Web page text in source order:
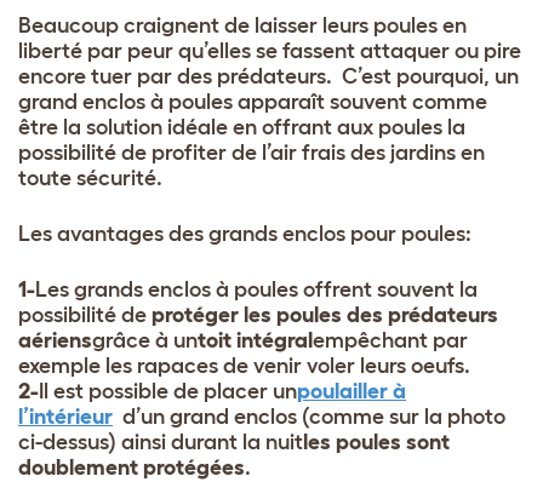
Beaucoup craignent de laisser leurs poules en
liberté par peur qu’elles se fassent attaquer ou pire
encore tuer par des prédateurs. C’est pourquoi, un
grand enclos à poules apparaît souvent comme
être la solution idéale en offrant aux poules la
possibilité de profiter de l’air frais des jardins en
toute sécurité.
Les avantages des grands enclos pour poules:
1-Les grands enclos à poules offrent souvent la
possibilité de protéger les poules des prédateurs
aériensgrâce à untoit intégral empêchant par
exemple les rapaces de venir voler leurs oeufs.
2- Il est possible de placer unpoulailler à
l’intérieur d’un grand enclos (comme sur la photo
ci-dessus) ainsi durant la nuit les poules sont
doublement protégées.